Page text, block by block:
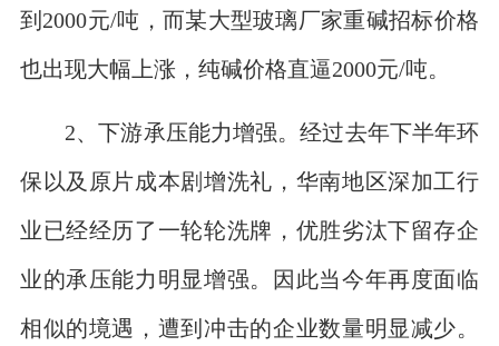
到2000元/吨，而某大型玻璃厂家重碱招标价格
也出现大幅上涨，纯碱价格直逼2000元/吨。
2、下游承压能力增强。经过去年下半年环
保以及原片成本剧增洗礼，华南地区深加工行
业已经经历了一轮轮洗牌，优胜劣汰下留存企
业的承压能力明显增强。因此当今年再度面临
相似的境遇，遭到冲击的企业数量明显减少。